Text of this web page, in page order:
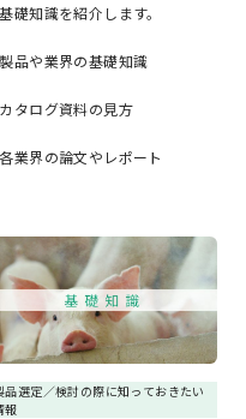
礎知識を紹介します。
製品や業界の基礎知識
カタログ資料の見方
各業界の論文やレポート
品選定／検討の際に知っておきたい
報